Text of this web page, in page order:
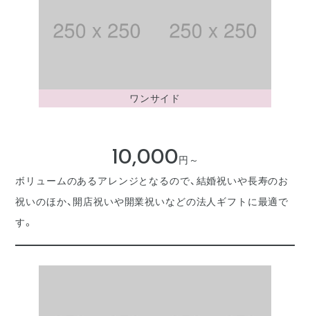
ワンサイド
10,000円～
ボリュームのあるアレンジとなるので、結婚祝いや長寿のお
祝いのほか、開店祝いや開業祝いなどの法人ギフトに最適で
す。